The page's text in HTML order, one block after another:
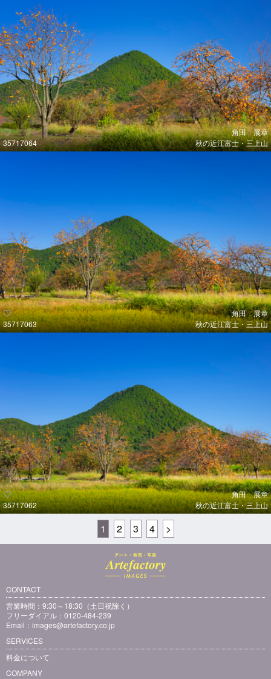
35717064
角田 展章
秋の近江富士・三上山
35717063
角田 展章
秋の近江富士・三上山
35717062
角田 展章
秋の近江富士・三上山
1 2 3 4 >
CONTACT
営業時間：9:30～18:30（土日祝除く）
フリーダイアル：0120-484-239
Email： images@artefactory.co.jp
SERVICES
料金について
COMPANY